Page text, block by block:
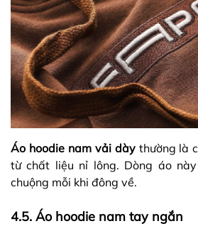
Áo hoodie nam vải dàythường là
từ chất liệu nỉ lông. Dòng áo
chuộng mỗi khi đông về.
4.5. Áo hoodie nam tay ngắn